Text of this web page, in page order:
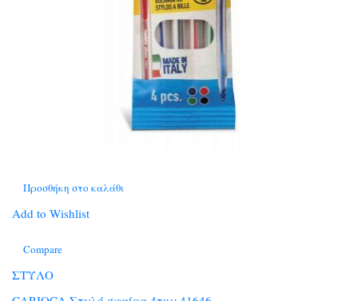
Προσθήκη στο καλάθι
Add to Wishlist
Compare
ΣΤΥΛΟ